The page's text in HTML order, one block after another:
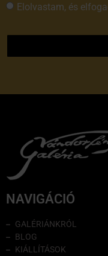
Elolvastam, és
NAVIGÁCIÓ
GALÉRIÁNKRÓL
BLOG
KIÁLLÍTÁSOK